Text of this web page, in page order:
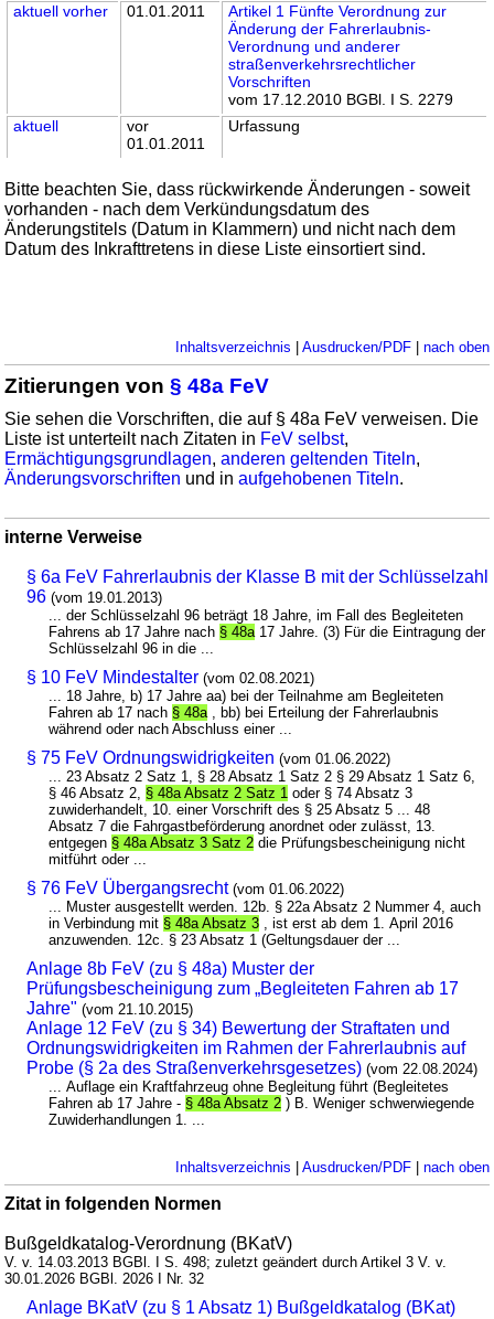
aktuell vorher 01.01.2011
Artikel 1 Fünfte Verordnung zur
Änderung der Fahrerlaubnis-
Verordnung und anderer
straßenverkehrsrechtlicher
Vorschriften
vom 17.12.2010 BGBl. I S. 2279
aktuell
vor
01.01.2011
Urfassung
Bitte beachten Sie, dass rückwirkende Änderungen - soweit
vorhanden - nach dem Verkündungsdatum des
Änderungstitels (Datum in Klammern) und nicht nach dem
Datum des Inkrafttretens in diese Liste einsortiert sind.
Inhaltsverzeichnis | Ausdrucken/PDF| nach oben
Zitierungen von§ 48a FeV
Sie sehen die Vorschriften, die auf § 48a FeV verweisen. Die
Liste ist unterteilt nach Zitaten in FeV selbst,
Ermächtigungsgrundlagen,anderen geltenden Titeln,
Änderungsvorschriften und inaufgehobenen Titeln.
interne Verweise
§ 6a FeV Fahrerlaubnis der Klasse B mit der Schlüsselzahl
96 (vom 19.01.2013)
... der Schlüsselzahl 96 beträgt 18 Jahre, im Fall des Begleiteten
Fahrens ab 17 Jahre nach § 48a 17 Jahre. (3) Für die Eintragung der
Schlüsselzahl 96 in die ...
§ 10 FeV Mindestalter (vom 02.08.2021)
... 18 Jahre, b) 17 Jahre aa) bei der Teilnahme am Begleiteten
Fahren ab 17 nach § 48a , bb) bei Erteilung der Fahrerlaubnis
während oder nach Abschluss einer ...
§ 75 FeV Ordnungswidrigkeiten (vom 01.06.2022)
... 23 Absatz 2 Satz 1, § 28 Absatz 1 Satz 2 § 29 Absatz 1 Satz 6,
§ 46 Absatz 2, § 48a Absatz 2 Satz 1 oder § 74 Absatz 3
zuwiderhandelt, 10. einer Vorschrift des § 25 Absatz 5 ... 48
Absatz 7 die Fahrgastbeförderung anordnet oder zulässt, 13.
entgegen § 48a Absatz 3 Satz 2 die Prüfungsbescheinigung nicht
mitführt oder ...
§ 76 FeV Übergangsrecht (vom 01.06.2022)
... Muster ausgestellt werden. 12b. § 22a Absatz 2 Nummer 4, auch
in Verbindung mit § 48a Absatz 3 , ist erst ab dem 1. April 2016
anzuwenden. 12c. § 23 Absatz 1 (Geltungsdauer der ...
Anlage 8b FeV (zu § 48a) Muster der
Prüfungsbescheinigung zum „Begleiteten Fahren ab 17
Jahre" (vom 21.10.2015)
Anlage 12 FeV (zu § 34) Bewertung der Straftaten und
Ordnungswidrigkeiten im Rahmen der Fahrerlaubnis auf
Probe (§ 2a des Straßenverkehrsgesetzes) (vom 22.08.2024)
... Auflage ein Kraftfahrzeug ohne Begleitung führt (Begleitetes
Fahren ab 17 Jahre - § 48a Absatz 2 ) B. Weniger schwerwiegende
Zuwiderhandlungen 1. ...
Inhaltsverzeichnis | Ausdrucken/PDF| nach oben
Zitat in folgenden Normen
Bußgeldkatalog-Verordnung (BKatV)
V. v. 14.03.2013 BGBl. I S. 498; zuletzt geändert durch Artikel 3 V. v.
30.01.2026 BGBl. 2026 I Nr. 32
Anlage BKatV (zu § 1 Absatz 1) Bußgeldkatalog (BKat)